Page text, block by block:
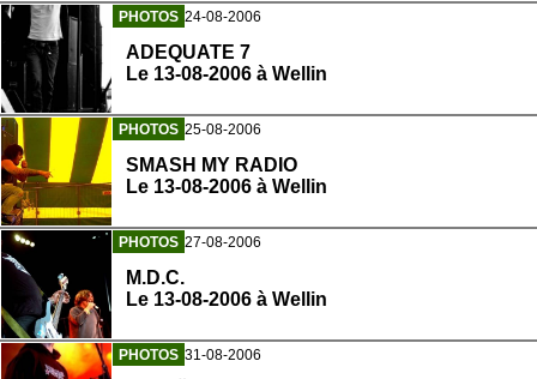
PHOTOS 24-08-2006
ADEQUATE 7
Le 13-08-2006 à Wellin
PHOTOS 25-08-2006
SMASH MY RADIO
Le 13-08-2006 à Wellin
PHOTOS 27-08-2006
M.D.C.
Le 13-08-2006 à Wellin
PHOTOS 31-08-2006